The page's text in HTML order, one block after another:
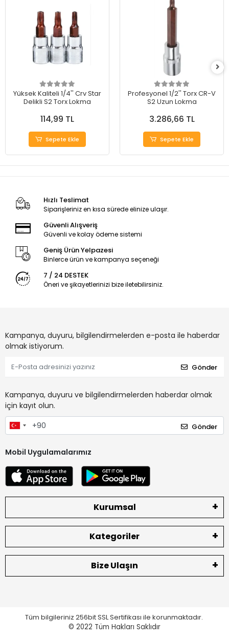
Yüksek Kaliteli 1/4'' Crv Star
Delikli S2 Torx Lokma
114,99 TL
Sepete Ekle
Profesyonel 1/2'' Torx CR-V
S2 Uzun Lokma
3.286,66 TL
Sepete Ekle
Hızlı Teslimat
Siparişleriniz en kısa sürede elinize ulaşır.
Güvenli Alışveriş
Güvenli ve kolay ödeme sistemi
Geniş Ürün Yelpazesi
Binlerce ürün ve kampanya seçeneği
7 / 24 DESTEK
Öneri ve şikayetlerinizi bize iletebilirsiniz.
Kampanya, duyuru, bilgilendirmelerden e-posta ile haberdar
olmak istiyorum.
Gönder
Kampanya, duyuru ve bilgilendirmelerden haberdar olmak
için kayıt olun.
Gönder
Mobil Uygulamalarımız
Kurumsal
Kategoriler
Bize Ulaşın
Tüm bilgileriniz 256bit SSL Sertifikası ile korunmaktadır.
© 2022 Tüm Hakları Saklıdır